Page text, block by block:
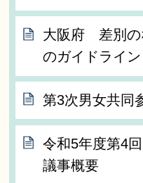
大阪府 差別の
のガイドライン
第3次男女共同
令和5年度第4
議事概要